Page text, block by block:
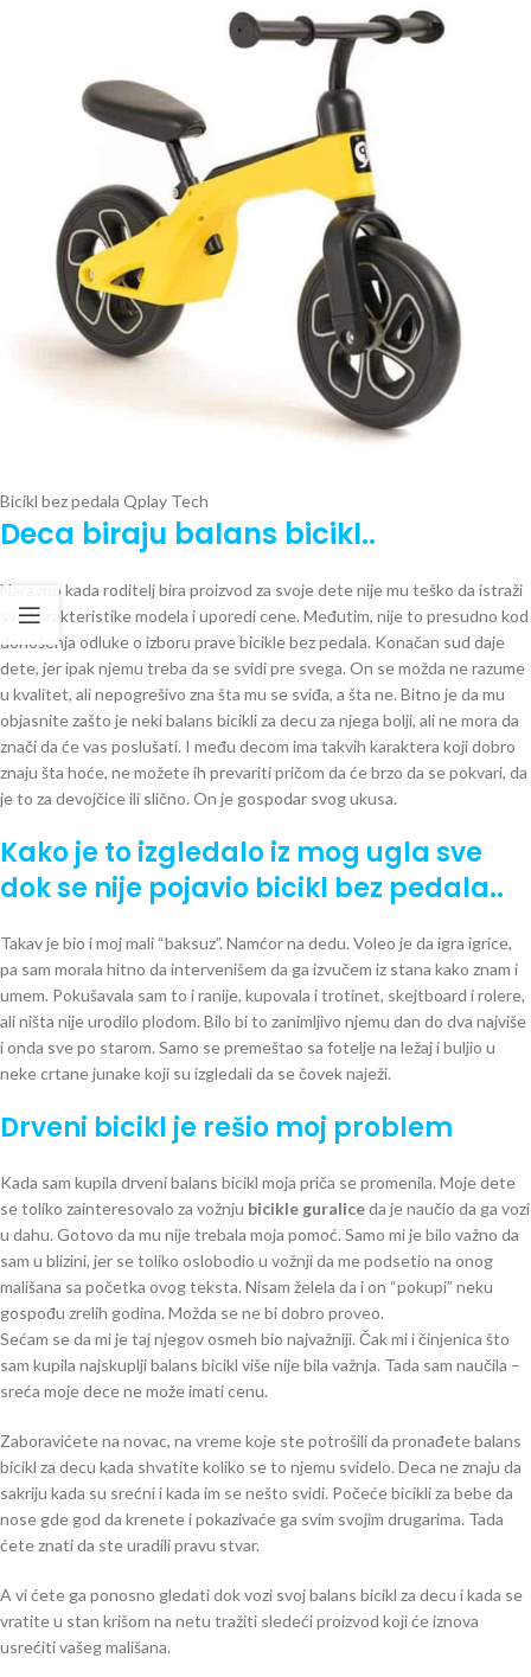
Bicikl bez pedala Qplay Tech
Deca biraju balans bicikl..
Naravno kada roditelj bira proizvod za svoje dete nije mu teško da istraži
sve karakteristike modela i uporedi cene. Međutim, nije to presudno kod
donošenja odluke o izboru prave bicikle bez pedala. Konačan sud daje
dete, jer ipak njemu treba da se svidi pre svega. On se možda ne razume
u kvalitet, ali nepogrešivo zna šta mu se sviđa, a šta ne. Bitno je da mu
objasnite zašto je neki balans bicikli za decu za njega bolji, ali ne mora da
znači da će vas poslušati. I među decom ima takvih karaktera koji dobro
znaju šta hoće, ne možete ih prevariti pričom da će brzo da se pokvari, da
je to za devojčice ili slično. On je gospodar svog ukusa.
Kako je to izgledalo iz mog ugla sve
dok se nije pojavio bicikl bez pedala..
Takav je bio i moj mali “baksuz”. Namćor na dedu. Voleo je da igra igrice,
pa sam morala hitno da intervenišem da ga izvučem iz stana kako znam i
umem. Pokušavala sam to i ranije, kupovala i trotinet, skejtboard i rolere,
ali ništa nije urodilo plodom. Bilo bi to zanimljivo njemu dan do dva najviše
i onda sve po starom. Samo se premeštao sa fotelje na ležaj i buljio u
neke crtane junake koji su izgledali da se čovek naježi.
Drveni bicikl je rešio moj problem
Kada sam kupila drveni balans bicikl moja priča se promenila. Moje dete
se toliko zainteresovalo za vožnju bicikle guraliceda je naučio da ga vozi
u dahu. Gotovo da mu nije trebala moja pomoć. Samo mi je bilo važno da
sam u blizini, jer se toliko oslobodio u vožnji da me podsetio na onog
mališana sa početka ovog teksta. Nisam želela da i on “pokupi” neku
gospođu zrelih godina. Možda se ne bi dobro proveo.
Sećam se da mi je taj njegov osmeh bio najvažniji. Čak mi i činjenica što
sam kupila najskuplji balans bicikl više nije bila važnja. Tada sam naučila –
sreća moje dece ne može imati cenu.
Zaboravićete na novac, na vreme koje ste potrošili da pronađete balans
bicikl za decu kada shvatite koliko se to njemu svidelo. Deca ne znaju da
sakriju kada su srećni i kada im se nešto svidi. Počeće bicikli za bebe da
nose gde god da krenete i pokazivaće ga svim svojim drugarima. Tada
ćete znati da ste uradili pravu stvar.
A vi ćete ga ponosno gledati dok vozi svoj balans bicikl za decu i kada se
vratite u stan krišom na netu tražiti sledeći proizvod koji će iznova
usrećiti vašeg mališana.